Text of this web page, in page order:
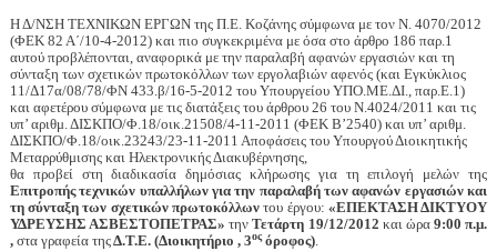
ΗΔ/ΝΣΗ ΤΕΧΝΙΚΩΝ ΕΡΓΩΝ της Π.Ε. Κοζάνης σύμφωνα με τον Ν. 4070/2012
(ΦΕΚ 82 Α΄/10-4-2012) και πιο συγκεκριμένα με όσα στο άρθρο 186 παρ.1
αυτού προβλέπονται, αναφορικά με την παραλαβή αφανών εργασιών και τη
σύνταξη των σχετικών πρωτοκόλλων των εργολαβιών αφενός (και Εγκύκλιος
11/Δ17α/08/78/ΦΝ 433.β/16-5-2012 του Υπουργείου ΥΠΟ.ΜΕ.ΔΙ., παρ.Ε.1)
και αφετέρου σύμφωνα με τιςδιατάξεις του άρθρου 26 του Ν.4024/2011 και τις
υπ’ αριθμ. ΔΙΣΚΠΟ/Φ.18/οικ.21508/4-11-2011 (ΦΕΚ Β’2540) και υπ’ αριθμ.
ΔΙΣΚΠΟ/Φ.18/οικ.23243/23-11-2011 Αποφάσεις του Υπουργού Διοικητικής
Μεταρρύθμισης και Ηλεκτρονικής Διακυβέρνησης,
θα προβεί στη διαδικασία δημόσιας κλήρωσης για τη επιλογή μελών της
Επιτροπής τεχνικών υπαλλήλων για την παραλαβή των αφανών εργασιών και
τη σύνταξη των σχετικών πρωτοκόλλωντου έργου: «ΕΠΕΚΤΑΣΗ ΔΙΚΤΥΟΥ
ΥΔΡΕΥΣΗΣ ΑΣΒΕΣΤΟΠΕΤΡΑΣ»την Τετάρτη 19/12/2012 και ώρα9:00 π.μ.
, στα γραφεία τηςΔ.Τ.Ε. (Διοικητήριο , 3οςόροφος).